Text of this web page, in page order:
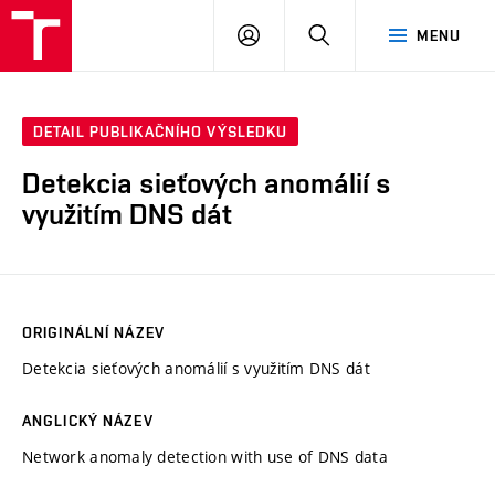
MENU
PŘIHLÁSIT
DETAIL PUBLIKAČNÍHO VÝSLEDKU
Detekcia sieťových anomálií s
využitím DNS dát
ORIGINÁLNÍ NÁZEV
Detekcia sieťových anomálií s využitím DNS dát
ANGLICKÝ NÁZEV
Network anomaly detection with use of DNS data